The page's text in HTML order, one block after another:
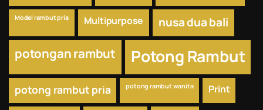
Model rambut pria Multipurpose nusa dua bali
potongan rambut Potong Rambut
potong rambut pria potong rambut wanita Print